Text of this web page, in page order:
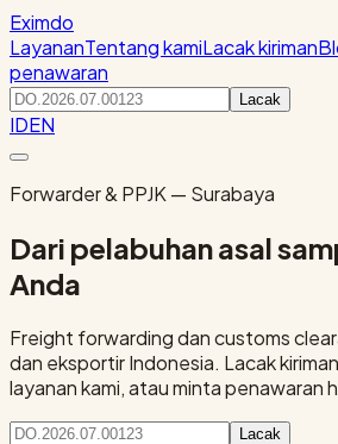
Eximdo
LayananTentang kamiLacak kiriman
penawaran
Lacak
IDEN
Forwarder & PPJK — Surabaya
Dari pelabuhan asal
Anda
Freight forwarding dan customs
dan eksportir Indonesia. Lacak
layanan kami, atau minta penawaran
Lacak